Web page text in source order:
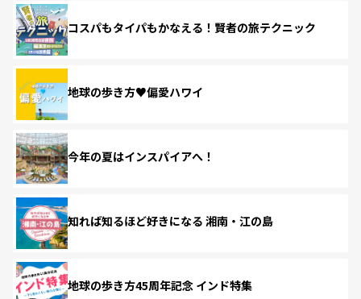
コスパもタイパもかなえる！賢者の旅テクニック
地球の歩き方♥偏愛ハワイ
今年の夏はインスパイアへ！
知れば知るほど好きになる 湘南・江の島
地球の歩き方45周年記念 インド特集